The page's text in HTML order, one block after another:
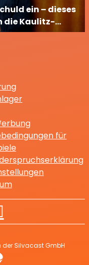
ein – dieses
die Kaulitz-
für
der Silvacast GmbH